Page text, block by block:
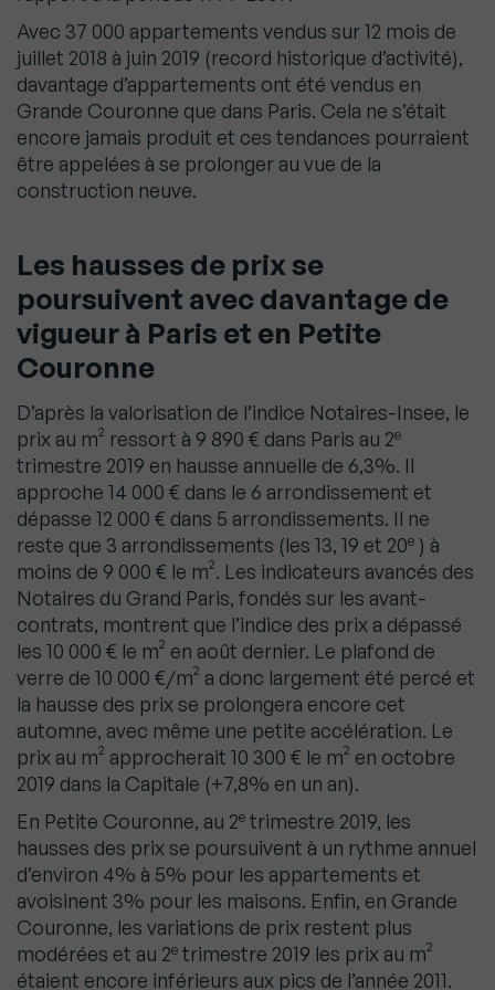
Avec 37 000 appartements vendus sur 12 mois de
juillet 2018 à juin 2019 (record historique d’activité),
davantage d’appartements ont été vendus en
Grande Couronne que dans Paris. Cela ne s’était
encore jamais produit et ces tendances pourraient
être appelées à se prolonger au vue de la
construction neuve.
Les hausses de prix se
poursuivent avec davantage de
vigueur à Paris et en Petite
Couronne
D’après la valorisation de l’indice Notaires-Insee, le
prix au m² ressort à 9 890 € dans Paris au 2e
trimestre 2019 en hausse annuelle de 6,3%. Il
approche 14 000 € dans le 6 arrondissement et
dépasse 12 000 € dans 5 arrondissements. Il ne
reste que 3 arrondissements (les 13, 19 et 20e ) à
moins de 9 000 € le m². Les indicateurs avancés des
Notaires du Grand Paris, fondés sur les avant-
contrats, montrent que l’indice des prix a dépassé
les 10 000 € le m² en août dernier. Le plafond de
verre de 10 000 €/m² a donc largement été percé et
la hausse des prix se prolongera encore cet
automne, avec même une petite accélération. Le
prix au m² approcherait 10 300 € le m² en octobre
2019 dans la Capitale (+7,8% en un an).
En Petite Couronne, au 2e trimestre 2019, les
hausses des prix se poursuivent à un rythme annuel
d’environ 4% à 5% pour les appartements et
avoisinent 3% pour les maisons. Enfin, en Grande
Couronne, les variations de prix restent plus
modérées et au 2e trimestre 2019 les prix au m²
étaient encore inférieurs aux pics de l’année 2011.